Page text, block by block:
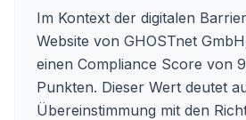
Im Kontext der digitalen
Website von GHOSTnet
einen Compliance Score von
Punkten. Dieser Wert deutet
Übereinstimmung mit den